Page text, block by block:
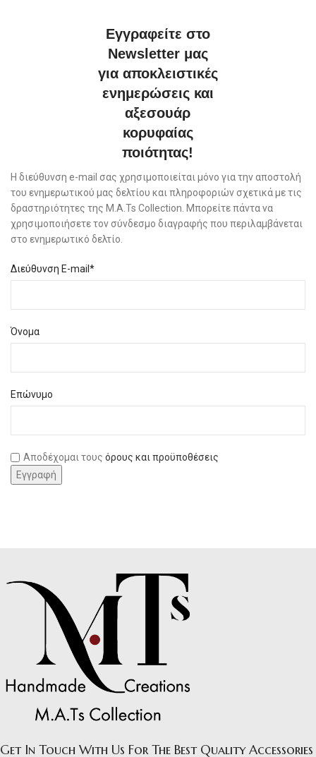
Εγγραφείτε στο
Newsletter μας
για αποκλειστικές
ενημερώσεις και
αξεσουάρ
κορυφαίας
ποιότητας!
Η διεύθυνση e-mail σας χρησιμοποιείται μόνο για την αποστολή
του ενημερωτικού μας δελτίου και πληροφοριών σχετικά με τις
δραστηριότητες της M.A.Ts Collection. Μπορείτε πάντα να
χρησιμοποιήσετε τον σύνδεσμο διαγραφής που περιλαμβάνεται
στο ενημερωτικό δελτίο.
Διεύθυνση E-mail*
Όνομα
Επώνυμο
Αποδέχομαι τους όρους και προϋποθέσεις
Get In Touch With Us For The Best Quality Accessories